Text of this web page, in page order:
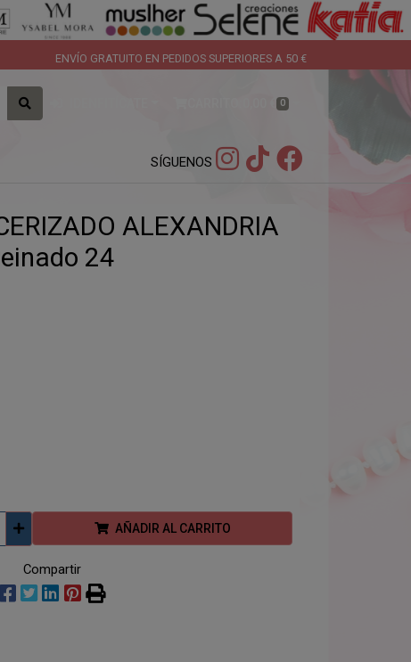
ENVÍO GRATUITO EN PEDIDOS SUPERIORES A 50 €
0
SÍGUENOS
ALEXANDRIA
24
AÑADIR AL CARRITO
Compartir